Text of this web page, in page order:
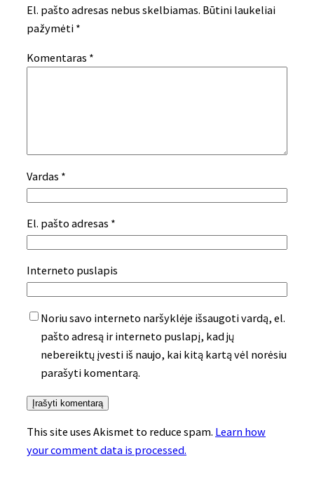
El. pašto adresas nebus skelbiamas. Būtini laukeliai
pažymėti *
Komentaras *
Vardas *
El. pašto adresas *
Interneto puslapis
Noriu savo interneto naršyklėje išsaugoti vardą, el.
pašto adresą ir interneto puslapį, kad jų
nebereiktų įvesti iš naujo, kai kitą kartą vėl norėsiu
parašyti komentarą.
This site uses Akismet to reduce spam. Learn how
your comment data is processed.